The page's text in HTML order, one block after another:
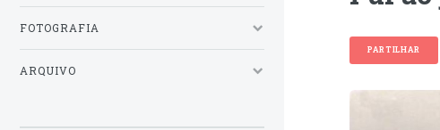
PARTILHAR
FOTOGRAFIA
ARQUIVO